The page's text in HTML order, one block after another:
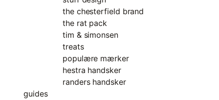
the chesterfield brand
the rat pack
tim & simonsen
treats
populære mærker
hestra handsker
randers handsker
guides